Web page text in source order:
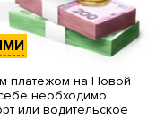
платежом на Новой
необходимо
или водительское